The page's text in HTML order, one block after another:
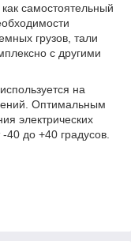
самостоятельный
грузов, тали
с другими
на
Оптимальным
электрических
40 до +40 градусов.